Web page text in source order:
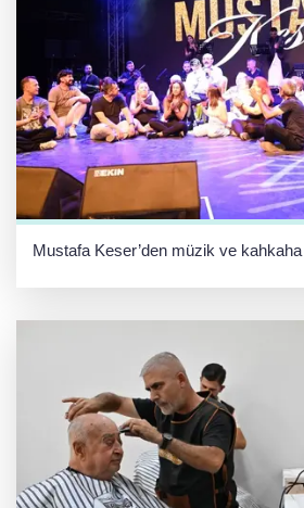
Mustafa Keser’den müzik ve